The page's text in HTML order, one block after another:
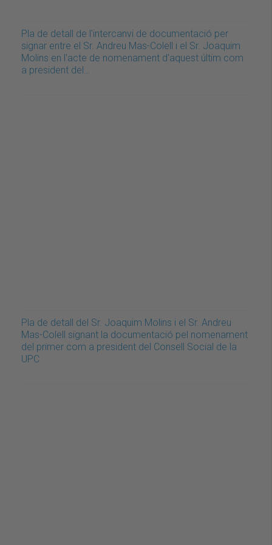
Pla de detall de l'intercanvi de documentació per
signar entre el Sr. Andreu Mas-Colell i el Sr. Joaquim
Molins en l'acte de nomenament d'aquest últim com
a president del…
Pla de detall del Sr. Joaquim Molins i el Sr. Andreu
Mas-Colell signant la documentació pel nomenament
del primer com a president del Consell Social de la
UPC